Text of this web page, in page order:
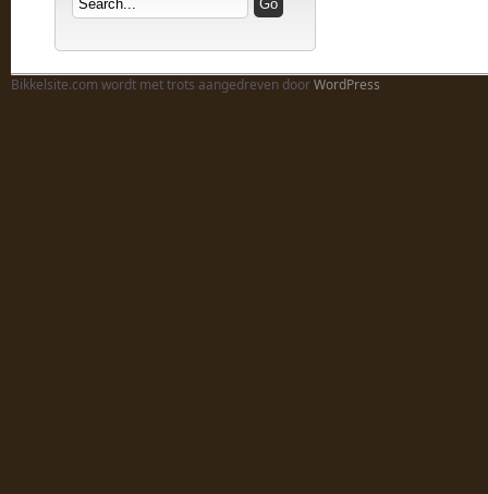
Bikkelsite.com wordt met trots aangedreven doorWordPress